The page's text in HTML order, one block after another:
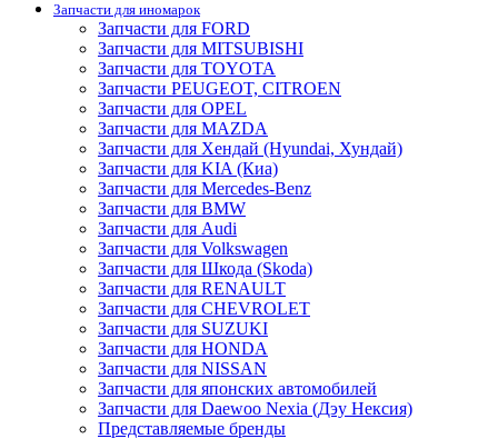
Запчасти для иномарок
Запчасти для FORD
Запчасти для MITSUBISHI
Запчасти для TOYOTA
Запчасти PEUGEOT, CITROEN
Запчасти для OPEL
Запчасти для MAZDA
Запчасти для Хендай (Hyundai, Хундай)
Запчасти для KIA (Киа)
Запчасти для Mercedes-Benz
Запчасти для BMW
Запчасти для Audi
Запчасти для Volkswagen
Запчасти для Шкода (Skoda)
Запчасти для RENAULT
Запчасти для CHEVROLET
Запчасти для SUZUKI
Запчасти для HONDA
Запчасти для NISSAN
Запчасти для японских автомобилей
Запчасти для Daewoo Nexia (Дэу Нексия)
Представляемые бренды